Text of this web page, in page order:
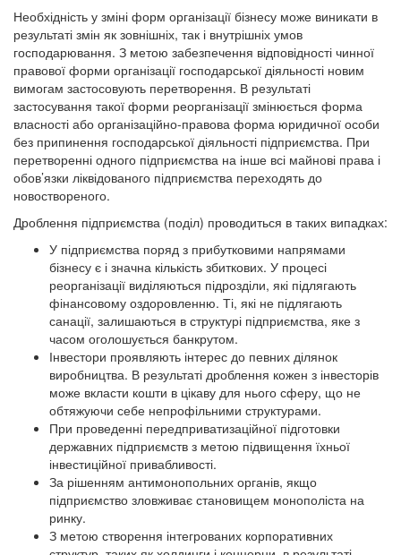
Необхідність у зміні форм організації бізнесу може виникати в
результаті змін як зовнішніх, так і внутрішніх умов
господарювання. З метою забезпечення відповідності чинної
правової форми організації господарської діяльності новим
вимогам застосовують перетворення. В результаті
застосування такої форми реорганізації змінюється форма
власності або організаційно-правова форма юридичної особи
без припинення господарської діяльності підприємства. При
перетворенні одного підприємства на інше всі майнові права і
обов’язки ліквідованого підприємства переходять до
новоствореного.
Дроблення підприємства (поділ) проводиться в таких випадках:
У підприємства поряд з прибутковими напрямами
бізнесу є і значна кількість збиткових. У процесі
реорганізації виділяються підрозділи, які підлягають
фінансовому оздоровленню. Ті, які не підлягають
санації, залишаються в структурі підприємства, яке з
часом оголошується банкрутом.
Інвестори проявляють інтерес до певних ділянок
виробництва. В результаті дроблення кожен з інвесторів
може вкласти кошти в цікаву для нього сферу, що не
обтяжуючи себе непрофільними структурами.
При проведенні передприватизаційної підготовки
державних підприємств з метою підвищення їхньої
інвестиційної привабливості.
За рішенням антимонопольних органів, якщо
підприємство зловживає становищем монополіста на
ринку.
З метою створення інтегрованих корпоративних